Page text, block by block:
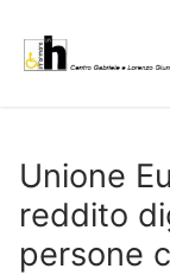
contenuto
Unione
reddito
persone